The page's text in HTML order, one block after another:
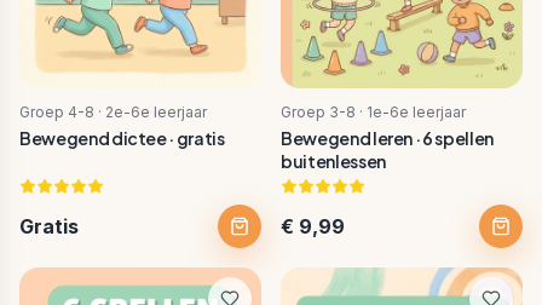
Groep 4-8 · 2e-6e leerjaar
Bewegend dictee · gratis
Gratis
Groep 3-8 · 1e-6e leerjaar
Bewegend leren · 6 spellen
buitenlessen
€ 9,99